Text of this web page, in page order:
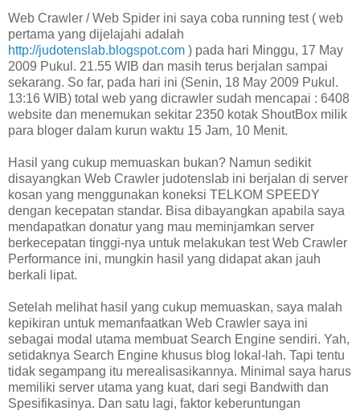
Web Crawler / Web Spider ini saya coba running test ( web
pertama yang dijelajahi adalah
http://judotenslab.blogspot.com ) pada hari Minggu, 17 May
2009 Pukul. 21.55 WIB dan masih terus berjalan sampai
sekarang. So far, pada hari ini (Senin, 18 May 2009 Pukul.
13:16 WIB) total web yang dicrawler sudah mencapai : 6408
website dan menemukan sekitar 2350 kotak ShoutBox milik
para bloger dalam kurun waktu 15 Jam, 10 Menit.
Hasil yang cukup memuaskan bukan? Namun sedikit
disayangkan Web Crawler judotenslab ini berjalan di server
kosan yang menggunakan koneksi TELKOM SPEEDY
dengan kecepatan standar. Bisa dibayangkan apabila saya
mendapatkan donatur yang mau meminjamkan server
berkecepatan tinggi-nya untuk melakukan test Web Crawler
Performance ini, mungkin hasil yang didapat akan jauh
berkali lipat.
Setelah melihat hasil yang cukup memuaskan, saya malah
kepikiran untuk memanfaatkan Web Crawler saya ini
sebagai modal utama membuat Search Engine sendiri. Yah,
setidaknya Search Engine khusus blog lokal-lah. Tapi tentu
tidak segampang itu merealisasikannya. Minimal saya harus
memiliki server utama yang kuat, dari segi Bandwith dan
Spesifikasinya. Dan satu lagi, faktor keberuntungan